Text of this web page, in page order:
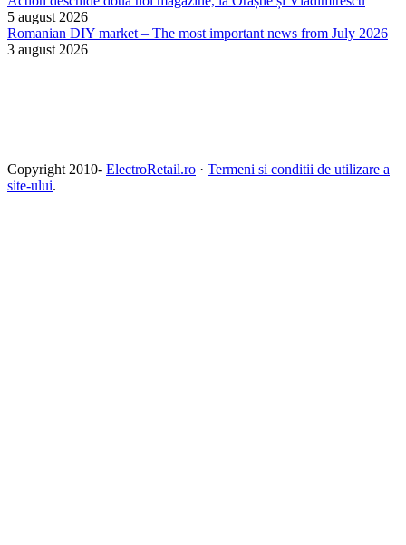
5 august 2026
Romanian DIY market – The most important news from July 2026
3 august 2026
Copyright 2010- ElectroRetail.ro · Termeni si conditii de utilizare a
site-ului.